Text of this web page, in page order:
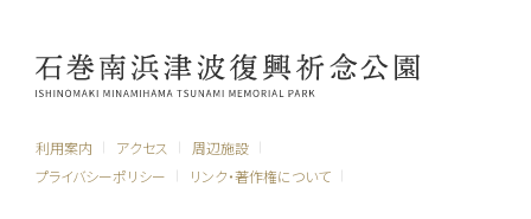
利用案内 アクセス
周辺施設
プライバシーポリシー
リンク・著作権について